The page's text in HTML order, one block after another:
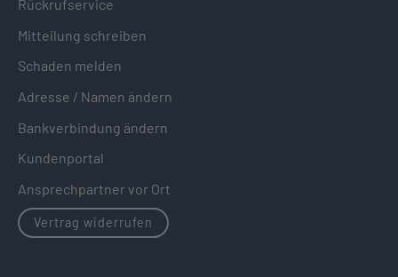
Rückrufservice
Mitteilung schreiben
Schaden melden
Adresse / Namen ändern
Bankverbindung ändern
Kundenportal
Ansprechpartner vor Ort
Vertrag widerrufen